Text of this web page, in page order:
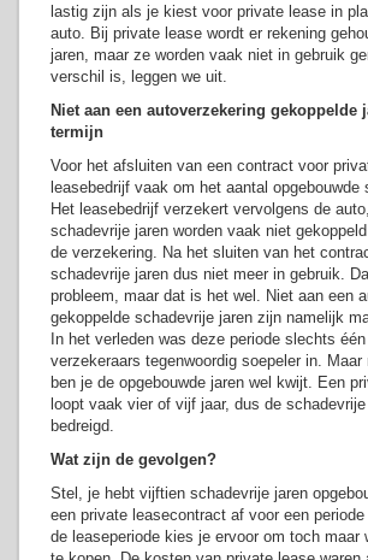
lastig zijn als je kiest voor private lease in
auto. Bij private lease wordt er rekening
jaren, maar ze worden vaak niet in gebruik
verschil is, leggen we uit.
Niet aan een autoverzekering gekoppelde
termijn
Voor het afsluiten van een contract voor
leasebedrijf vaak om het aantal opgebouwde
Het leasebedrijf verzekert vervolgens de
schadevrije jaren worden vaak niet
de verzekering. Na het sluiten van het
schadevrije jaren dus niet meer in gebruik.
probleem, maar dat is het wel. Niet aan een
gekoppelde schadevrije jaren zijn namelijk
In het verleden was deze periode slechts
verzekeraars tegenwoordig soepeler in.
ben je de opgebouwde jaren wel kwijt. Een
loopt vaak vier of vijf jaar, dus de
bedreigd.
Wat zijn de gevolgen?
Stel, je hebt vijftien schadevrije jaren
een private leasecontract af voor een
de leaseperiode kies je ervoor om toch maar